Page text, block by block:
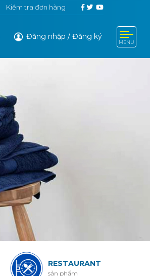
Kiểm tra đơn hàng
Đăng nhập / Đăng ký
MENU
RESTAURANT
sản phẩm